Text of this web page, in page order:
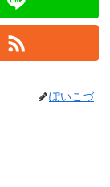
ぽいこづ